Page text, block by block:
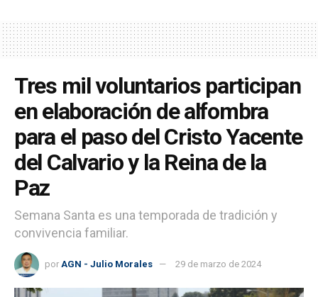
Tres mil voluntarios participan
en elaboración de alfombra
para el paso del Cristo Yacente
del Calvario y la Reina de la
Paz
Semana Santa es una temporada de tradición y
convivencia familiar.
por AGN - Julio Morales 29 de marzo de 2024